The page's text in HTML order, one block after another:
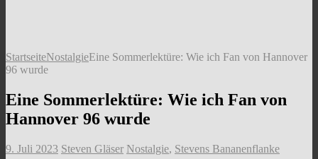
StartseiteNostalgieEine Sommerlektüre: Wie ich Fan von Hannover
96 wurde
Eine Sommerlektüre: Wie ich Fan von
Hannover 96 wurde
9. Juli 2023 Steven Gläser Nostalgie, Stevens Bananenflanke